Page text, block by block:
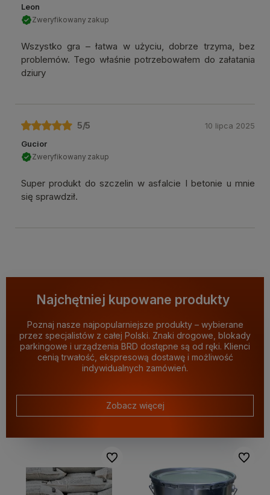
Leon
Zweryfikowany zakup
Wszystko gra – łatwa w użyciu, dobrze trzyma, bez
problemów. Tego właśnie potrzebowałem do załatania
dziury
5/5
Gucior
Zweryfikowany zakup
Super produkt do szczelin w asfalcie I betonie u mnie
się sprawdził.
10 lipca 2025
Najchętniej kupowane produkty
Poznaj nasze najpopularniejsze produkty – wybierane
przez specjalistów z całej Polski. Znaki drogowe, blokady
parkingowe i urządzenia BRD dostępne są od ręki. Klienci
cenią trwałość, ekspresową dostawę i możliwość
indywidualnych zamówień.
Zobacz więcej
Do ulubionych Do